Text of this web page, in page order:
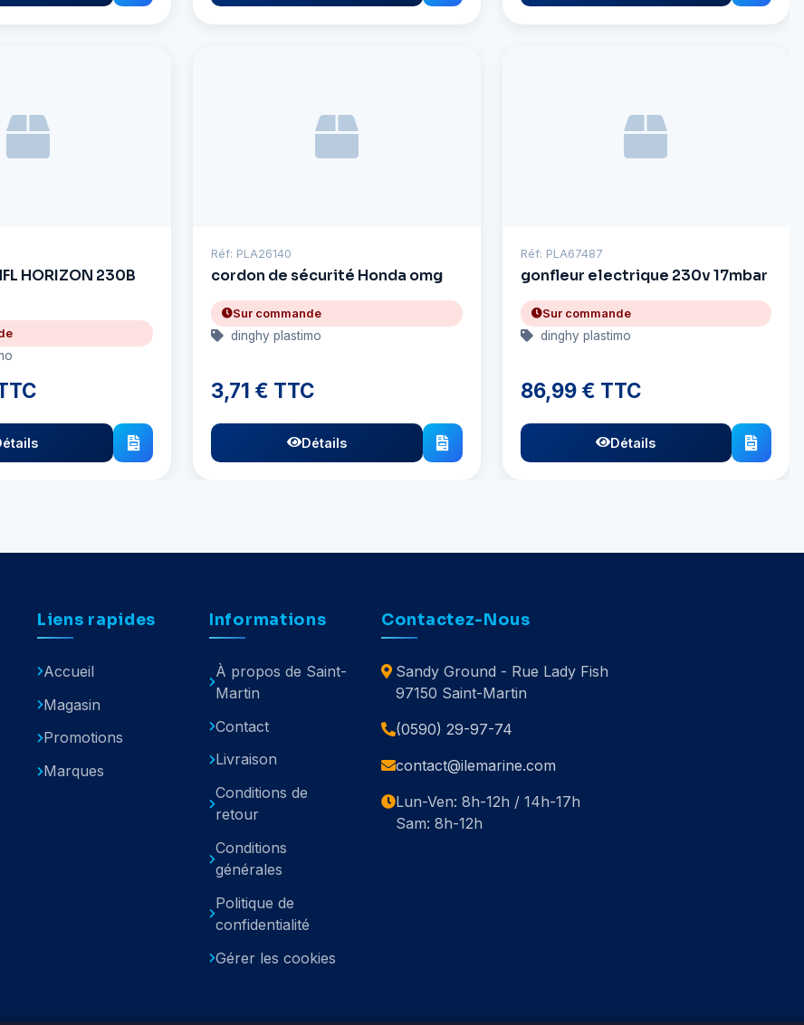
HORIZON 230B
Réf: PLA26140
cordon de sécurité Honda omg
Sur commande
dinghy plastimo
3,71 € TTC
Détails
Réf: PLA67487
gonfleur electrique 230v 17mbar
Sur commande
dinghy plastimo
86,99 € TTC
Détails
Liens rapides
Accueil
Magasin
Promotions
Marques
Informations
À propos de Saint-
Martin
Contact
Livraison
Conditions de
retour
Conditions
générales
Politique de
confidentialité
Gérer les cookies
Contactez-Nous
Sandy Ground - Rue Lady Fish
97150 Saint-Martin
(0590) 29-97-74
contact@ilemarine.com
Lun-Ven: 8h-12h / 14h-17h
Sam: 8h-12h